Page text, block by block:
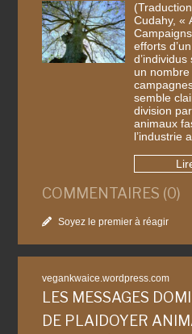
Cudahy, «
efforts
un
semble
division
animaux
l’industrie
COMMENTAIRES (0)
Soyez le premier à réagir
vegankwaice.wordpress.com
LES MESSAGES
DE PLAIDOYER